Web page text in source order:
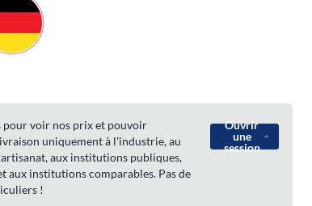
pour voir nos prix et pouvoir
uniquement à l'industrie, au
aux institutions publiques,
aux institutions comparables. Pas de
!
Ouvrir
une
session